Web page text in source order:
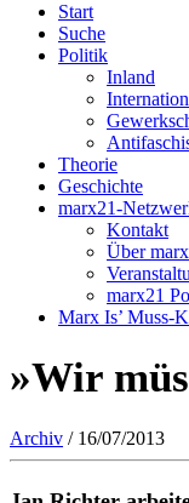
Start
Suche
Politik
Inland
Theorie
Geschichte
marx21-
Kontakt
Über
marx21
Marx Is’ Muss-
»Wir
Archiv / 16/07/2013